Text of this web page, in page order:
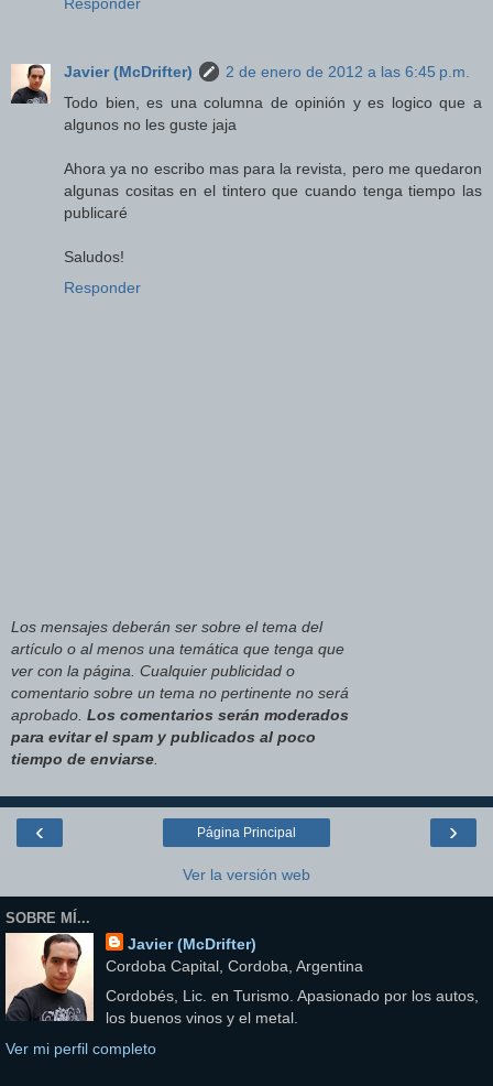
Javier (McDrifter)
2 de enero de 2012 a las 6:45 p.m.
Todo bien, es una columna de opinión y es logico que a
algunos no les guste jaja
Ahora ya no escribo mas para la revista, pero me quedaron
algunas cositas en el tintero que cuando tenga tiempo las
publicaré
Saludos!
Responder
Los mensajes deberán ser sobre el tema del
artículo o al menos una temática que tenga que
ver con la página. Cualquier publicidad o
comentario sobre un tema no pertinente no será
aprobado. Los comentarios serán moderados
para evitar el spam y publicados al poco
tiempo de enviarse
‹ ›
Página Principal
Ver la versión web
SOBRE MÍ...
Javier (McDrifter)
Cordoba Capital, Cordoba, Argentina
Cordobés, Lic. en Turismo. Apasionado por los autos,
los buenos vinos y el metal.
Ver mi perfil completo